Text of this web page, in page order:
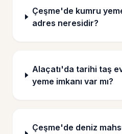
Çeşme'de kumru
adres neresidir?
Alaçatı'da tarihi taş
yeme imkanı var mı?
Çeşme'de deniz